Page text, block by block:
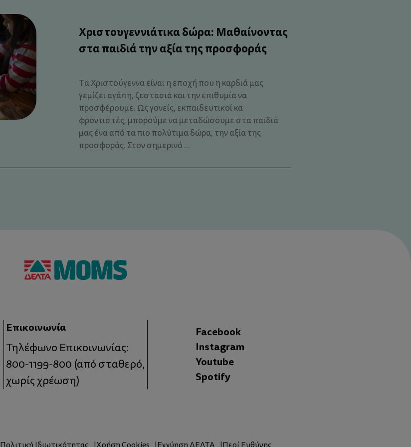
Χριστουγεννιάτικα δώρα: Μαθαίνοντας
στα παιδιά την αξία της προσφοράς
Τα Χριστούγεννα είναι η εποχή που η καρδιά μας
γεμίζει αγάπη, ζεστασιά και την επιθυμία να
προσφέρουμε. Ως γονείς, εκπαιδευτικοί κα
φροντιστές, μπορούμε να μεταδώσουμε στα παιδιά
μας ένα από τα πιο πολύτιμα δώρα, την αξία της
προσφοράς. Στον σημερινό ...
Επικοινωνία
Τηλέφωνο Επικοινωνίας:
800-1199-800 (από σταθερό,
χωρίς χρέωση)
Facebook
Instagram
Youtube
Spotify